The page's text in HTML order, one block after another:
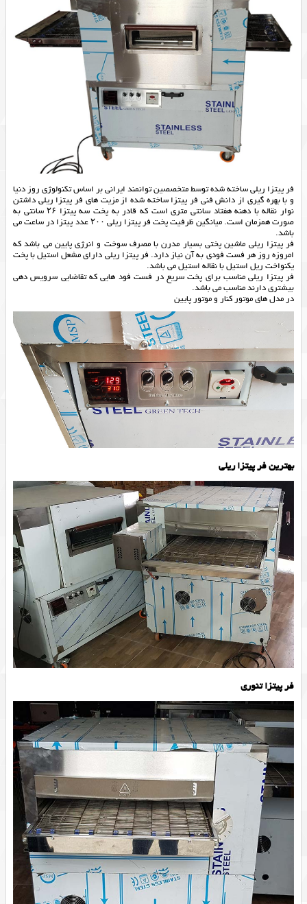
فر پیتزا ریلی ساخته شده توسط متخصصین توانمند ایرانی بر اساس تکنولوژی روز دنیا
و با بهره گیری از دانش فنی فر پیتزا ساخته شده از مزیت های فر پیتزا ریلی داشتن
نوار نقاله با دهنه هفتاد سانتی متری است که قادر به پخت سه پیتزا ۲۶ سانتی به
صورت همزمان است. میانگین ظرفیت پخت فر پیتزا ریلی ۲۰۰ عدد پیتزا در ساعت می
باشد.
فر پیتزا ریلی ماشین پختی بسیار مدرن با مصرف سوخت و انرژی پایین می باشد که
امروزه روز هر فست فودی به آن نیاز دارد. فر پیتزا ریلی دارای مشعل استیل با پخت
یکنواخت ریل استیل با نقاله استیل می باشد.
فر پیتزا ریلی مناسب برای پخت سریع در فست فود هایی که تقاضایی سرویس دهی
بیشتری دارند مناسب می باشد.
در مدل های موتور کنار و موتور پایین
بهترین فر پیتزا ریلی
فر پیتزا تنوری